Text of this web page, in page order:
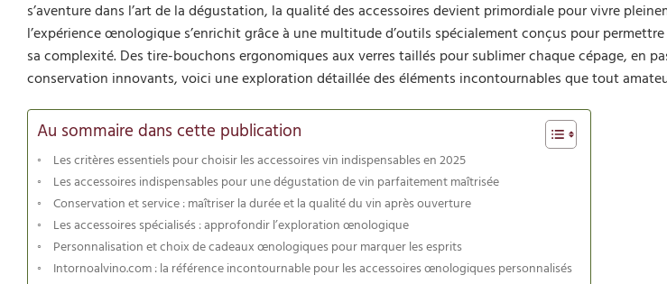
s’aventure dans l’art de la dégustation, la qualité des accessoires devient primordiale pour vivre
l’expérience œnologique s’enrichit grâce à une multitude d’outils spécialement conçus pour
sa complexité. Des tire-bouchons ergonomiques aux verres taillés pour sublimer chaque cépage, en
conservation innovants, voici une exploration détaillée des éléments incontournables que tout
Au sommaire dans cette publication
Les critères essentiels pour choisir les accessoires vin indispensables en 2025
Les accessoires indispensables pour une dégustation de vin parfaitement maîtrisée
Conservation et service : maîtriser la durée et la qualité du vin après ouverture
Les accessoires spécialisés : approfondir l’exploration œnologique
Personnalisation et choix de cadeaux œnologiques pour marquer les esprits
Intornoalvino.com : la référence incontournable pour les accessoires œnologiques personnalisés